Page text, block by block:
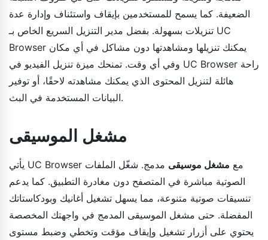
الضعيفة. كما يسمح للمستخدمين بإيقاف واستئناف وإدارة عدة
تنزيلات بسهولة. بفضل مدير التنزيل السريع الخاص بـ UC
Browser يمكنك تنزيلها ومشاهدتها دون مشاكل في أي مكان
وفي أي وقت. تمنحك ميزة تنزيل الفيديو في UC Browser راحة
هائلة لتنزيل المحتوى الذي يمكنك مشاهدته لاحقًا، أو توفير
البيانات المستخدمة في البث.
مشغل الموسيقى
يأتي UC Browser مع مشغل موسيقى مدمج. شغّل الملفات
الصوتية مباشرة في المتصفح دون مغادرة التطبيق. كما يدعم
تنسيقات صوتية متنوعة، مما يسهل تشغيل أغانيك وبودكاستاتك
المفضلة. حتى مشغل الموسيقى المدمج في واجهتك المخصصة
يحتوي على أزرار تشغيل وإيقاف مؤقت وتخطي وضبط مستوى